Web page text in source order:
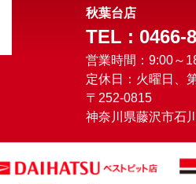
秋葉台店
TEL : 0466-
営業時間：9:00～
定休日：火曜日、
〒252-0815
神奈川県藤沢市石